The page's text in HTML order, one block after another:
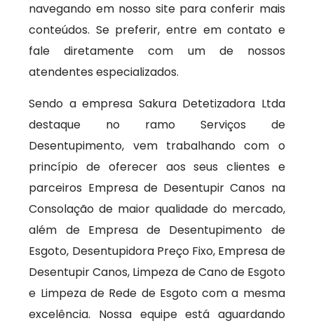
navegando em nosso site para conferir mais
conteúdos. Se preferir, entre em contato e
fale diretamente com um de nossos
atendentes especializados.
Sendo a empresa Sakura Detetizadora Ltda
destaque no ramo Serviços de
Desentupimento, vem trabalhando com o
princípio de oferecer aos seus clientes e
parceiros Empresa de Desentupir Canos na
Consolação de maior qualidade do mercado,
além de Empresa de Desentupimento de
Esgoto, Desentupidora Preço Fixo, Empresa de
Desentupir Canos, Limpeza de Cano de Esgoto
e Limpeza de Rede de Esgoto com a mesma
excelência. Nossa equipe está aguardando